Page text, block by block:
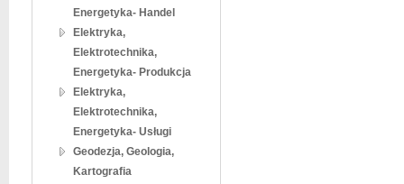
Energetyka- Handel
Elektryka,
Elektrotechnika,
Energetyka- Produkcja
Elektryka,
Elektrotechnika,
Energetyka- Usługi
Geodezja, Geologia,
Kartografia